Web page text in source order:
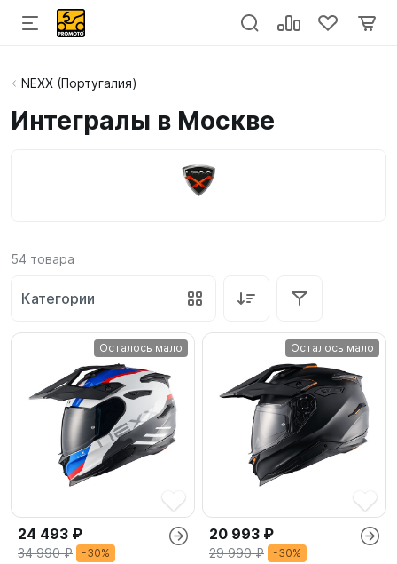
NEXX (Португалия)
Интегралы в Москве
54 товара
Категории
Осталось мало
24 493 ₽
34 990 ₽ -30%
Осталось мало
20 993 ₽
29 990 ₽ -30%